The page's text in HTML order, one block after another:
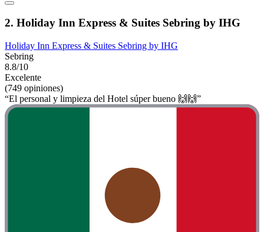
2. Holiday Inn Express & Suites Sebring by IHG
Holiday Inn Express & Suites Sebring by IHG
Sebring
8.8/10
Excelente
(749 opiniones)
“El personal y limpieza del Hotel súper bueno 🙌🙌”